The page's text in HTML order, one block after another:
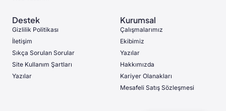
Destek
Gizlilik Politikası
İletişim
Sıkça Sorulan Sorular
Site Kullanım Şartları
Yazılar
Kurumsal
Çalışmalarımız
Ekibimiz
Yazılar
Hakkımızda
Kariyer Olanakları
Mesafeli Satış Sözleşmesi